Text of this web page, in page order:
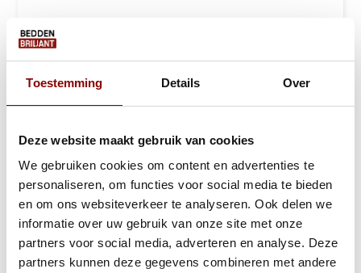
Toestemming Details Over
Deze website maakt gebruik van cookies
We gebruiken cookies om content en advertenties te
personaliseren, om functies voor social media te bieden
en om ons websiteverkeer te analyseren. Ook delen we
informatie over uw gebruik van onze site met onze
partners voor social media, adverteren en analyse. Deze
partners kunnen deze gegevens combineren met andere
dat u de dag goed kunt beginnen. Het frame van het bed is dan
het fundament van het bed en dus indirect ook het fundament
van een goede nachtrust.
Beddenbriljant heeft een ruim assortiment met losse bedframes
Deze frames zijn gemakkelijk voor verschillende afmetingen te
monteren en zorgen ervoor dat u niet een heel nieuw bed hoeft
te kopen. Welk frame het beste bij u past dat is erg
persoonsgebonden. Iedereen slaapt anders en heeft ook andere